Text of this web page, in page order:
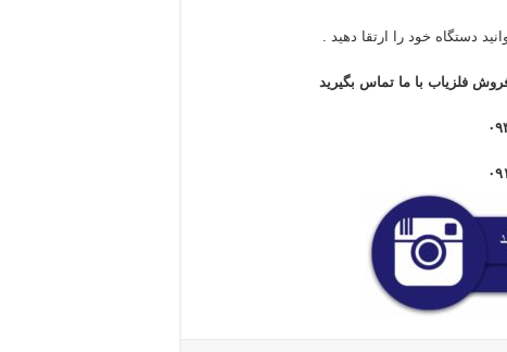
دستگاه خود را ارتقا دهید .
فلزیاب با ما تماس بگیرید